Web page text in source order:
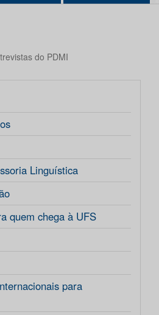
do PDMI
Linguística
quem chega à UFS
para